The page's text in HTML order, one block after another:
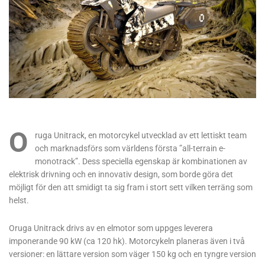
O
ruga Unitrack, en motorcykel utvecklad av ett lettiskt team
och marknadsförs som världens första ”all-terrain e-
monotrack”. Dess speciella egenskap är kombinationen av
elektrisk drivning och en innovativ design, som borde göra det
möjligt för den att smidigt ta sig fram i stort sett vilken terräng som
helst.
Oruga Unitrack drivs av en elmotor som uppges leverera
imponerande 90 kW (ca 120 hk). Motorcykeln planeras även i två
versioner: en lättare version som väger 150 kg och en tyngre version